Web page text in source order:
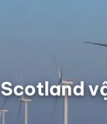
Scotland